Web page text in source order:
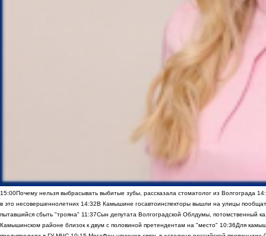
15:00Почему нельзя выбрасывать выбитые зубы, рассказала стоматолог из Волгограда
в это несовершеннолетних 14:32В Камышине госавтоинспекторы вышли на улицы
пытавшийся сбыть "трояна" 11:37Сын депутата Волгоградской Облдумы, потомственный
Камышинском районе близок к двум с половиной претендентам на "место" 10:36Для